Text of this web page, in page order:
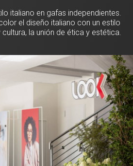
italiano en gafas independientes.
el diseño italiano con un estilo
la unión de ética y estética.